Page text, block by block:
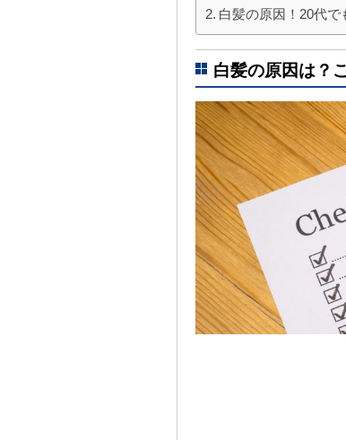
白髪の原因！20代で
白髪の原因は？